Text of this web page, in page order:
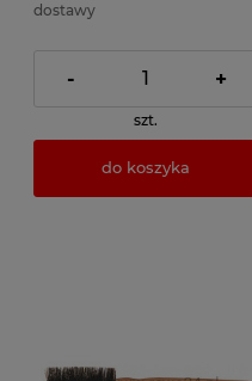
dostawy
- +
szt.
do koszyka